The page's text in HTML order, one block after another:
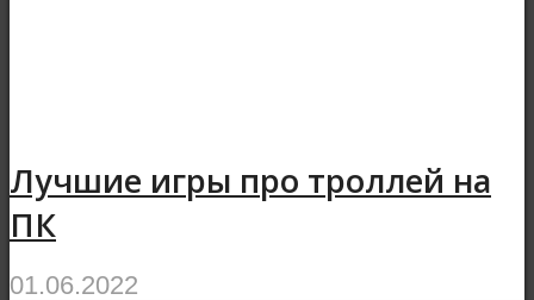
Лучшие игры про троллей на
ПК
01.06.2022